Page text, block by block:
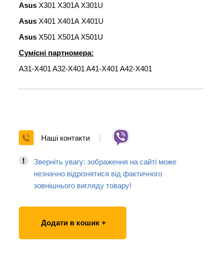
Asus X301 X301A X301U
Asus X401 X401A X401U
Asus X501 X501A X501U
Сумісні партномера:
A31-X401 A32-X401 A41-X401 A42-X401
Наші контакти
Зверніть увагу: зображення на сайті може
незначно відрізнятися від фактичного
зовнішнього вигляду товару!
Додати в кошик +